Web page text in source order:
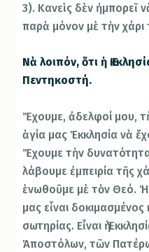
3). Κανεὶς δὲν ἠμπορεῖ
παρὰ μόνον μὲ τὴν
Νὰ λοιπόν, ὅτι ἡ
Πεντηκοστή.
Ἔχουμε, ἀδελφοί μου,
ἁγία μας Ἐκκλησία νὰ
Ἔχουμε τὴν
λάβουμε ἐμπειρία τῆς
ἑνωθοῦμε μὲ τὸν Θεό.
μας εἶναι
σωτηρίας. Εἶναι ἡ
Ἀποστόλων, τῶν